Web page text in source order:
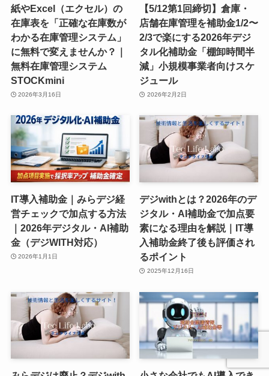
紙やExcel（エクセル）の
在庫表を「正確な在庫数が
わかる在庫管理システム」
に無料で変えませんか？｜
無料在庫管理システム
STOCKmini
2026年3月16日
【5/12第1回締切】倉庫・
店舗在庫管理を補助金1/2〜
2/3で楽にする2026年デジ
タル化補助金「棚卸時間半
減」小規模事業者向けスケ
ジュール
2026年2月2日
IT導入補助金｜みらデジ経
営チェックで加点する方法
｜2026年デジタル・AI補助
金（デジWITH対応）
2026年1月1日
デジwithとは？2026年のデ
ジタル・AI補助金で加点要
素になる理由を解説｜IT導
入補助金終了後も評価され
るポイント
2025年12月16日